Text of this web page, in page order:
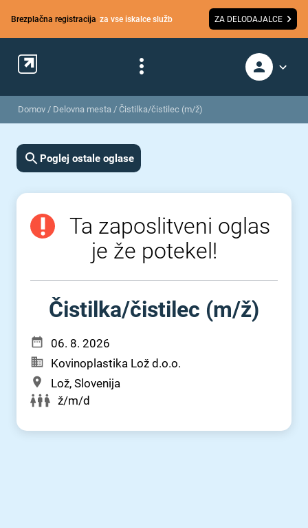
Brezplačna registracija za vse iskalce služb ZA DELODAJALCE
Domov / Delovna mesta / Čistilka/čistilec (m/ž)
Poglej ostale oglase
Ta zaposlitveni oglas
je že potekel!
Čistilka⁠/⁠čistilec (m⁠/⁠ž)
06. 8. 2026
Kovinoplastika Lož d.o.o.
Lož, Slovenija
ž/m/d